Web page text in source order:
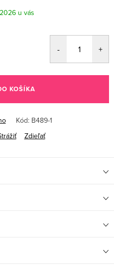
KOŠÍKA
Kód: B489-1
Zdieľať